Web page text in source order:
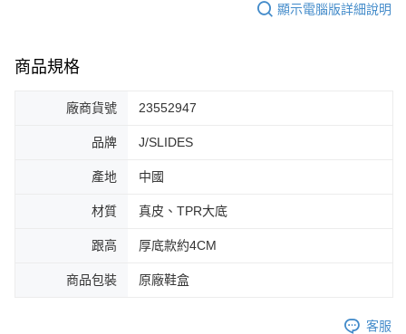
顯示電腦版詳細說明
商品規格
廠商貨號 23552947
品牌 J/SLIDES
產地 中國
材質 真皮、TPR大底
跟高 厚底款約4CM
商品包裝 原廠鞋盒
客服